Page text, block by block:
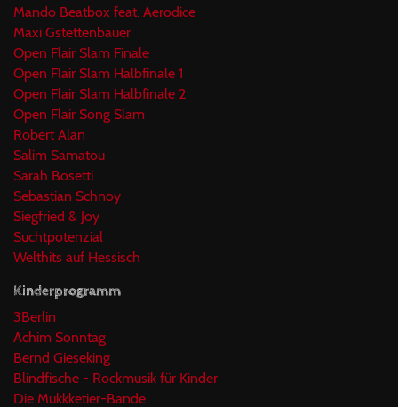
Mando Beatbox feat. Aerodice
Maxi Gstettenbauer
Open Flair Slam Finale
Open Flair Slam Halbfinale 1
Open Flair Slam Halbfinale 2
Open Flair Song Slam
Robert Alan
Salim Samatou
Sarah Bosetti
Sebastian Schnoy
Siegfried & Joy
Suchtpotenzial
Welthits auf Hessisch
Kinderprogramm
3Berlin
Achim Sonntag
Bernd Gieseking
Blindfische - Rockmusik für Kinder
Die Mukkketier-Bande